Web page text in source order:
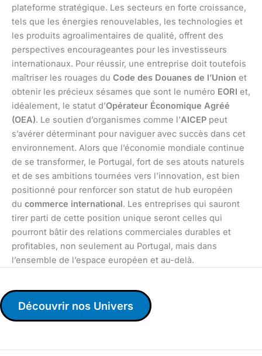
plateforme stratégique. Les secteurs en forte croissance,
tels que les énergies renouvelables, les technologies et
les produits agroalimentaires de qualité, offrent des
perspectives encourageantes pour les investisseurs
internationaux. Pour réussir, une entreprise doit toutefois
maîtriser les rouages du Code des Douanes de l’Union et
obtenir les précieux sésames que sont le numéro EORI et,
idéalement, le statut d’Opérateur Économique Agréé
(OEA). Le soutien d’organismes comme l’AICEP peut
s’avérer déterminant pour naviguer avec succès dans cet
environnement. Alors que l’économie mondiale continue
de se transformer, le Portugal, fort de ses atouts naturels
et de ses ambitions tournées vers l’innovation, est bien
positionné pour renforcer son statut de hub européen
du commerce international. Les entreprises qui sauront
tirer parti de cette position unique seront celles qui
pourront bâtir des relations commerciales durables et
profitables, non seulement au Portugal, mais dans
l’ensemble de l’espace européen et au-delà.
Découvrir nos Univers